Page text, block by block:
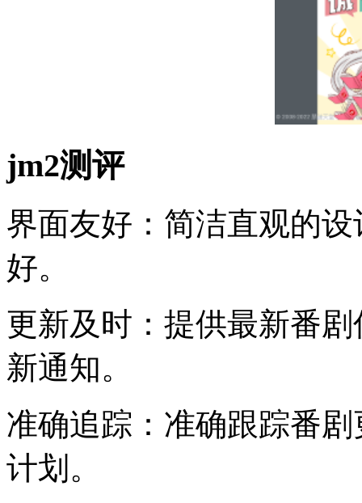
jm2测评
界面友好：简洁直观的
好。
更新及时：提供最新番
新通知。
准确追踪：准确跟踪番
计划。